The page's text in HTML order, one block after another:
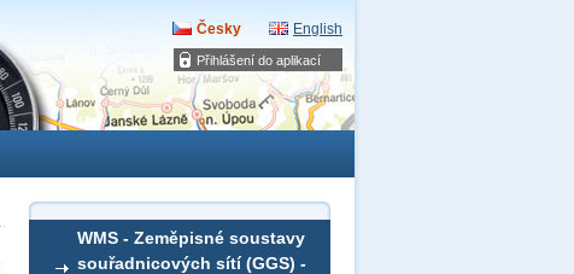
Přihlášení do aplikací
Česky English
WMS - Zeměpisné soustavy
souřadnicových sítí (GGS) -